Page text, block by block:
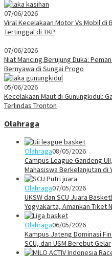
07/06/2026
Viral Kecelakaan Motor Vs Mobil di
Tertinggal di TKP
07/06/2026
Niat Mancing Berujung Duka:
Bernyawa di Sungai Progo
05/06/2026
Kecelakaan Maut di Gunungkidul:
Terlindas Tronton
Olahraga
Olahraga08/05/2026
Campus League Gandeng
Mahasiswa Berkelanjutan di
Olahraga07/05/2026
UKSW dan SCU Juara
Yogyakarta, Amankan Tiket
Olahraga06/05/2026
Kampus Jateng Dominasi
SCU, dan USM Berebut Gelar